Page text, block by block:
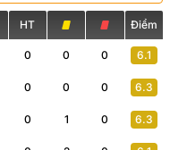
HT Điểm
0 0 0 6.1
0 0 0 6.3
0 1 0 6.3